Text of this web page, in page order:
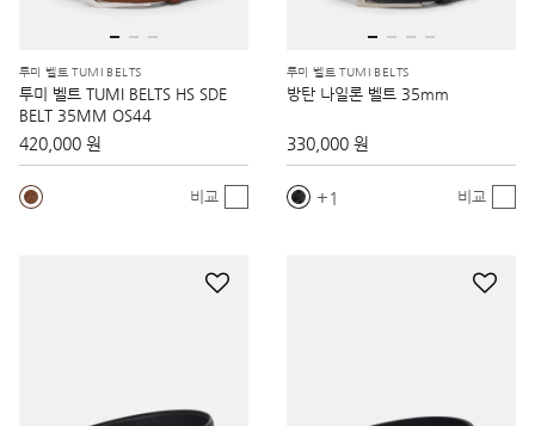
투미 벨트 TUMI BELTS
투미 벨트 TUMI BELTS HS SDE
BELT 35MM OS44
420,000 원
비교
투미 벨트 TUMI BELTS
방탄 나일론 벨트 35mm
330,000 원
1 비교